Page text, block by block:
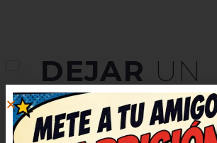
DEJAR UN
COMENTARIO